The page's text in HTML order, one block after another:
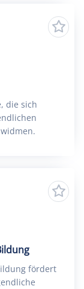
die sich
fördert